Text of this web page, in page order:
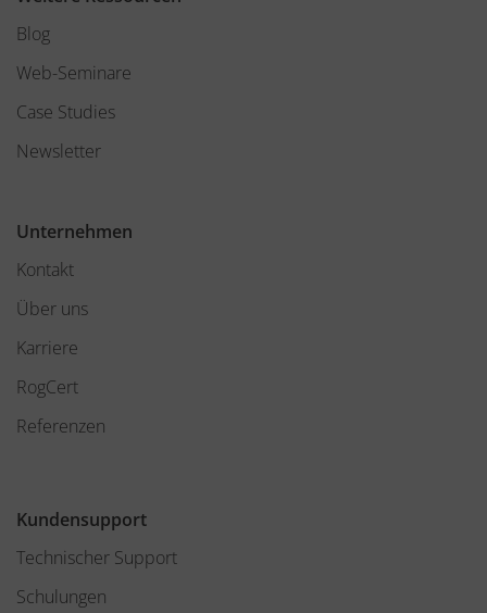
Blog
Web-Seminare
Case Studies
Newsletter
Unternehmen
Kontakt
Über uns
Karriere
RogCert
Referenzen
Kundensupport
Technischer Support
Schulungen